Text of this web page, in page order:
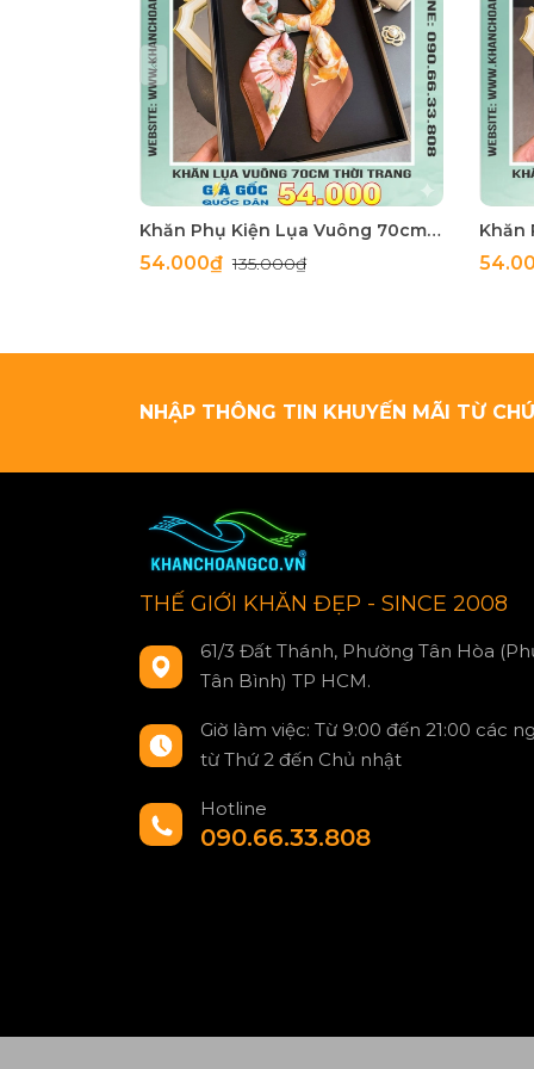
Khăn Phụ Kiện Lụa Vuông 70cm - Thế Giới Khăn Đẹp C1062_4
54.000₫135.000₫
NHẬP THÔNG TIN KHUYẾN MÃI TỪ
THẾ GIỚI KHĂN ĐẸP - SINCE 2008
61/3 Đất Thánh, Phường Tân Hòa
Tân Bình) TP HCM.
Giờ làm việc: Từ 9:00 đến 21:00 các
từ Thứ 2 đến Chủ nhật
Hotline
090.66.33.808